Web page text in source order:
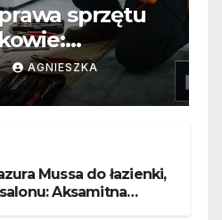
sprzętu
usuwanie
w Poznaniu
AGNIESZKA
Mussa do łazienki,
Aksamitna